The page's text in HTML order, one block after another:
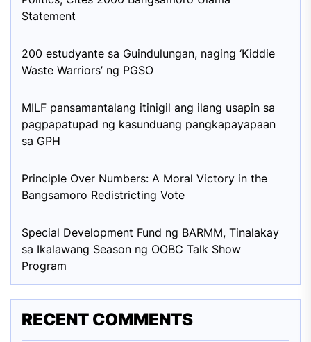
Statement
200 estudyante sa Guindulungan, naging ‘Kiddie
Waste Warriors’ ng PGSO
MILF pansamantalang itinigil ang ilang usapin sa
pagpapatupad ng kasunduang pangkapayapaan
sa GPH
Principle Over Numbers: A Moral Victory in the
Bangsamoro Redistricting Vote
Special Development Fund ng BARMM, Tinalakay
sa Ikalawang Season ng OOBC Talk Show
Program
RECENT COMMENTS